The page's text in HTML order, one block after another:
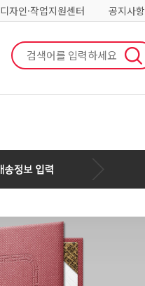
디자인·작업지원센터 공지사항